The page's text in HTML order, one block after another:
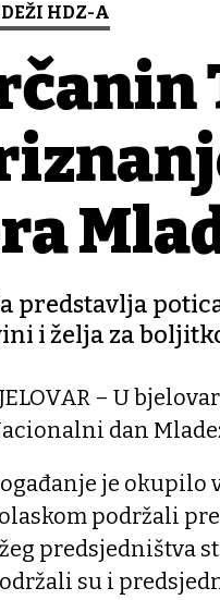
HDZ-A
predstavlja
i želja za
– U
dan
je okupilo
podržali
predsjedništva
su i